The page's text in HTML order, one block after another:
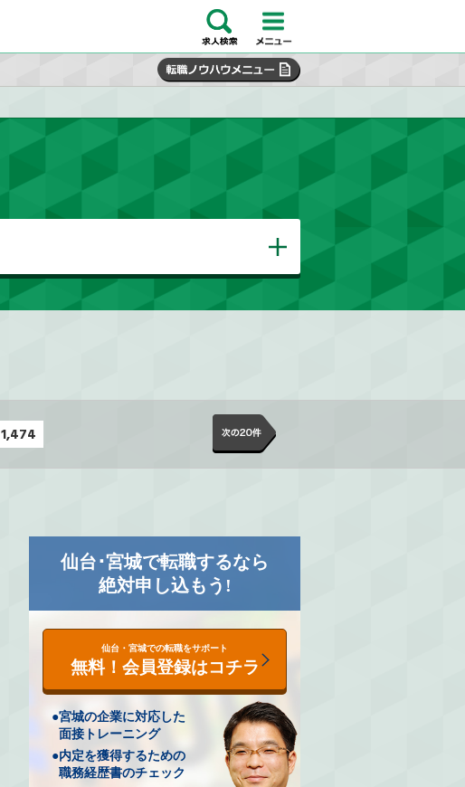
1,474
仙台･宮城で転職するなら
絶対申し込もう!
仙台・宮城での転職をサポート
無料！会員登録はコチラ
●宮城の企業に対応した
面接トレーニング
●内定を獲得するための
職務経歴書のチェック